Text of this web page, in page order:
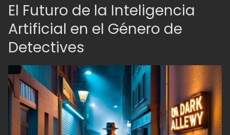
El Futuro de la Inteligencia
Artificial en el Género de
Detectives